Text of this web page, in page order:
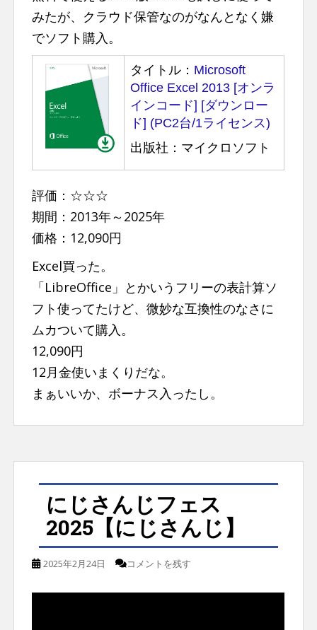
みたが、クラウド保管なのがなんとなく嫌
でソフト購入。
タイトル： Microsoft
Office Excel 2013 [オンラ
インコード] [ダウンロー
ド] (PC2台/1ライセンス)
出版社：マイクロソフト
評価：☆☆☆
期間：2013年～2025年
価格：12,090円
Excel買った。
「LibreOffice」とかいうフリーの表計算ソ
フト使ってたけど、微妙な互換性のなさに
ムカついて購入。
12,090円
12月金使いまくりだな。
まぁいいか、ボーナス入ったし。
にじさんじフェス
2025【にじさんじ】
2025年2月24日 コメントを残す